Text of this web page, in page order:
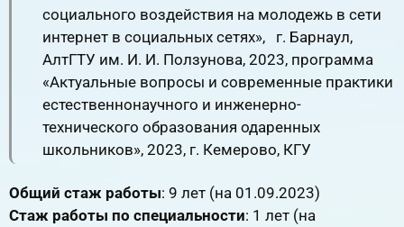
социального воздействия на молодежь в сети
интернет в социальных сетях», г. Барнаул,
АлтГТУ им. И. И. Ползунова, 2023, программа
«Актуальные вопросы и современные практики
естественнонаучного и инженерно-
технического образования одаренных
школьников», 2023, г. Кемерово, КГУ
Общий стаж работы: 9 лет (на 01.09.2023)
Стаж работы по специальности: 1 лет (на